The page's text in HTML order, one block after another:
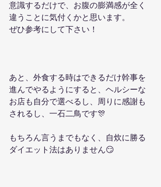
意識するだけで、お腹の膨満感が全く
違うことに気付くかと思います。
ぜひ参考にして下さい！
あと、外食する時はできるだけ幹事を
進んでやるようにすると、ヘルシーな
お店も自分で選べるし、周りに感謝も
されるし、一石二鳥です🎊
もちろん言うまでもなく、自炊に勝る
ダイエット法はありません😏